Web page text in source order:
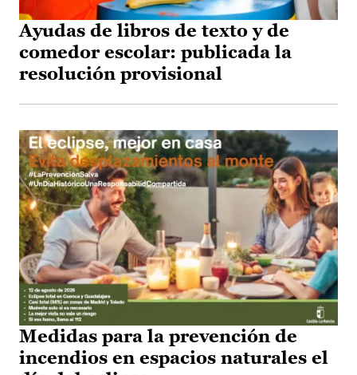
Ayudas de libros de texto y de
comedor escolar: publicada la
resolución provisional
Medidas para la prevención de
incendios en espacios naturales el